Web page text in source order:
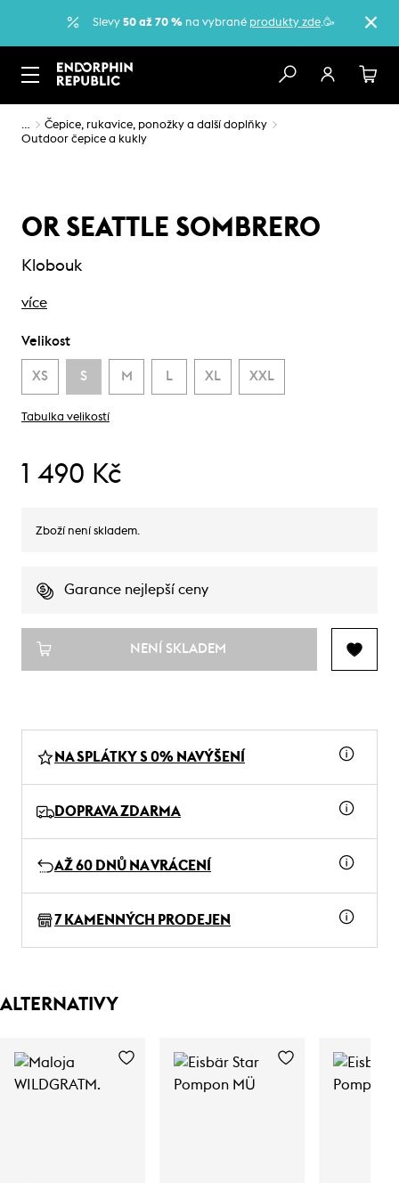
Slevy 50 až 70 % na vybrané produkty zde.🥳
…
Čepice, rukavice, ponožky a další doplňky
Outdoor čepice a kukly
OR SEATTLE SOMBRERO
Klobouk
více
Velikost
XS S M L XL XXL
Tabulka velikostí
1 490 Kč
Zboží není skladem.
Garance nejlepší ceny
NENÍ SKLADEM
NA SPLÁTKY S 0% NAVÝŠENÍ
DOPRAVA ZDARMA
AŽ 60 DNŮ NA VRÁCENÍ
7 KAMENNÝCH PRODEJEN
ALTERNATIVY